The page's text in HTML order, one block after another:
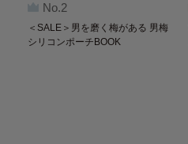
No.2
＜SALE＞男を磨く梅がある 男梅
シリコンポーチBOOK